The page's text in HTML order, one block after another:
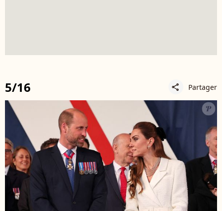
5/16 share Partager